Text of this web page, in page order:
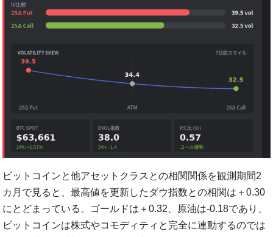
ビットコインと他アセットクラスとの相関関係を観測期間2
カ月で見ると、最高値を更新したダウ指数との相関は＋0.30
にとどまっている。ゴールドは＋0.32、原油は-0.18であり、
ビットコインは株式やコモディティと完全に連動するのでは